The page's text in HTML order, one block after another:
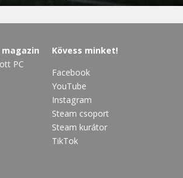
magazin
PC
Kövess minket!
Facebook
YouTube
Instagram
Steam csoport
Steam kurátor
TikTok